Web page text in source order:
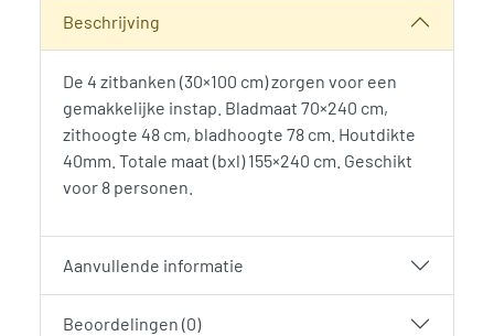
Beschrijving
De 4 zitbanken (30×100 cm) zorgen voor een
gemakkelijke instap. Bladmaat 70×240 cm,
zithoogte 48 cm, bladhoogte 78 cm. Houtdikte
40mm. Totale maat (bxl) 155×240 cm. Geschikt
voor 8 personen.
Aanvullende informatie
Beoordelingen (0)